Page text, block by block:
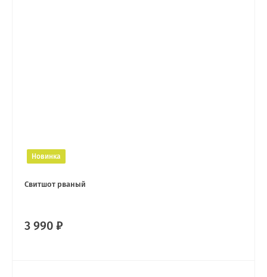
Новинка
Свитшот рваный
3 990 ₽